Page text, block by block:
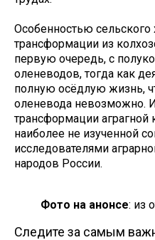
Особенностью сельского
трансформации из
первую очередь, с
оленеводов, тогда как
полную осёдлую жизнь,
оленевода невозможно.
трансформации аграгной
наиболее не изученной
исследователями
народов России.
Фото на анонсе: из
Следите за самым